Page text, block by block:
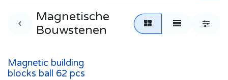
Magnetische
Bouwstenen
Magnetic building
blocks ball 62 pcs